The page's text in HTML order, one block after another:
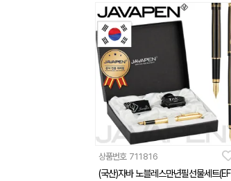
상품번호 711816
(국산)자바 노블레스만년필선물세트(EF